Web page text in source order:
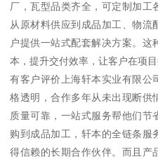
厂，瓦型品类齐全，可定制加工
从原材料供应到成品加工、物流
户提供一站式配套解决方案。这
本，提升交付效率，让客户在项
有客户评价上海轩本实业有限公
格透明，合作多年从未出现断供
质量可靠，一站式服务帮他们节
购到成品加工，轩本的全链条服
得信赖的长期合作伙伴。而且产